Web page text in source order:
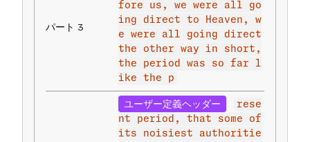
パート 3
fore us, we were all go
ing direct to Heaven, w
e were all going direct
the other way in short,
the period was so far l
ike the p
ユーザー定義ヘッダー
rese
nt period, that some of
its noisiest authoritie